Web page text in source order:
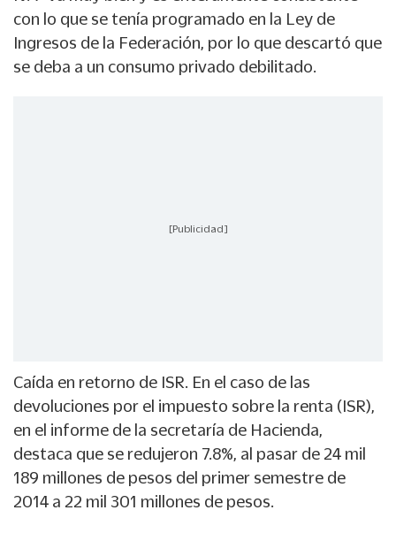
con lo que se tenía programado en la Ley de
Ingresos de la Federación, por lo que descartó que
se deba a un consumo privado debilitado.
[Publicidad]
Caída en retorno de ISR. En el caso de las
devoluciones por el impuesto sobre la renta (ISR),
en el informe de la secretaría de Hacienda,
destaca que se redujeron 7.8%, al pasar de 24 mil
189 millones de pesos del primer semestre de
2014 a 22 mil 301 millones de pesos.